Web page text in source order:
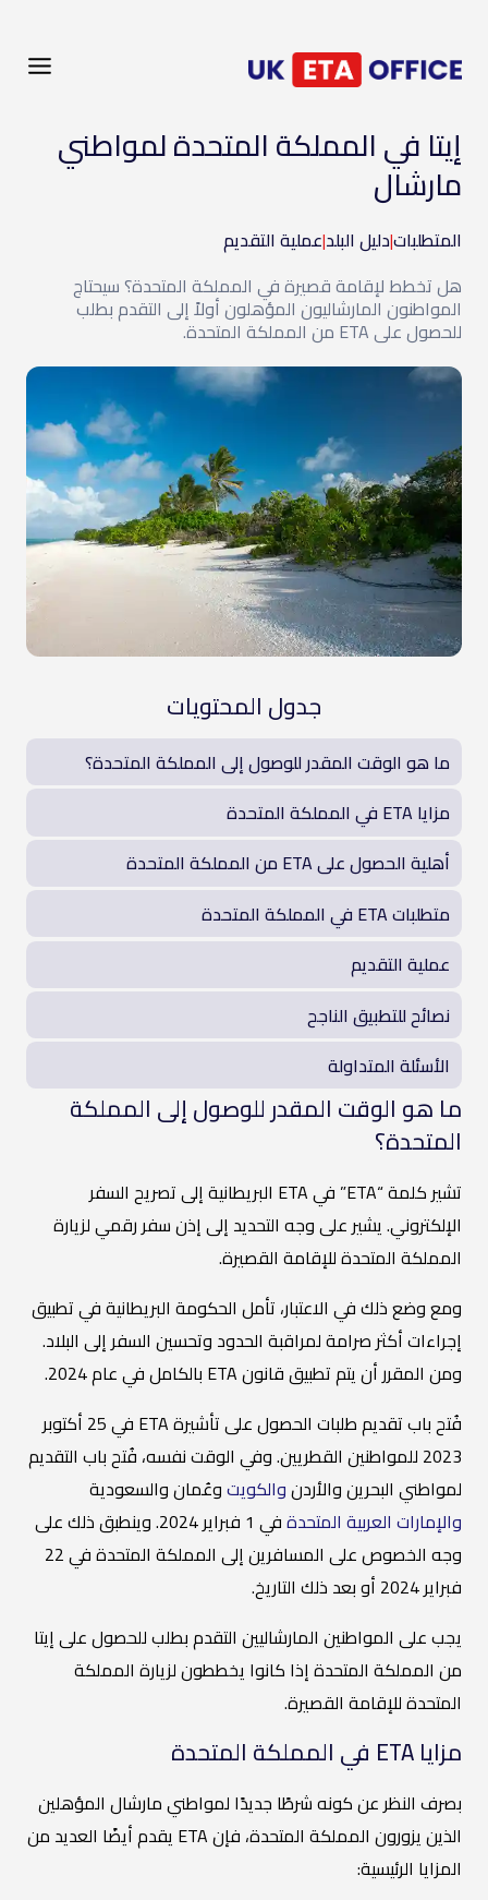
إيتا في المملكة المتحدة لمواطني
مارشال
المتطلبات|دليل البلد|عملية التقديم
هل تخطط لإقامة قصيرة في المملكة المتحدة؟ سيحتاج
المواطنون المارشاليون المؤهلون أولاً إلى التقدم بطلب
للحصول على ETA من المملكة المتحدة.
جدول المحتويات
ما هو الوقت المقدر للوصول إلى المملكة المتحدة؟
مزايا ETA في المملكة المتحدة
أهلية الحصول على ETA من المملكة المتحدة
متطلبات ETA في المملكة المتحدة
عملية التقديم
نصائح للتطبيق الناجح
الأسئلة المتداولة
ما هو الوقت المقدر للوصول إلى المملكة
المتحدة؟
تشير كلمة “ETA” في ETA البريطانية إلى تصريح السفر
الإلكتروني. يشير على وجه التحديد إلى إذن سفر رقمي لزيارة
المملكة المتحدة للإقامة القصيرة.
ومع وضع ذلك في الاعتبار، تأمل الحكومة البريطانية في تطبيق
إجراءات أكثر صرامة لمراقبة الحدود وتحسين السفر إلى البلاد.
ومن المقرر أن يتم تطبيق قانون ETA بالكامل في عام 2024.
فُتح باب تقديم طلبات الحصول على تأشيرة ETA في 25 أكتوبر
2023 للمواطنين القطريين. وفي الوقت نفسه، فُتح باب التقديم
لمواطني البحرين والأردنوالكويتوعُمان والسعودية
والإمارات العربية المتحدة
في 1 فبراير 2024. وينطبق ذلك على
وجه الخصوص على المسافرين إلى المملكة المتحدة في 22
فبراير 2024 أو بعد ذلك التاريخ.
يجب على المواطنين المارشاليين التقدم بطلب للحصول على إيتا
من المملكة المتحدة إذا كانوا يخططون لزيارة المملكة
المتحدة للإقامة القصيرة.
مزايا ETA في المملكة المتحدة
بصرف النظر عن كونه شرطًا جديدًا لمواطني مارشال المؤهلين
الذين يزورون المملكة المتحدة، فإن ETA يقدم أيضًا العديد من
المزايا الرئيسية: